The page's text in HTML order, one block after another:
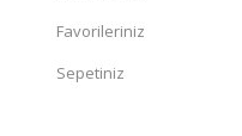
Favorileriniz
Sepetiniz